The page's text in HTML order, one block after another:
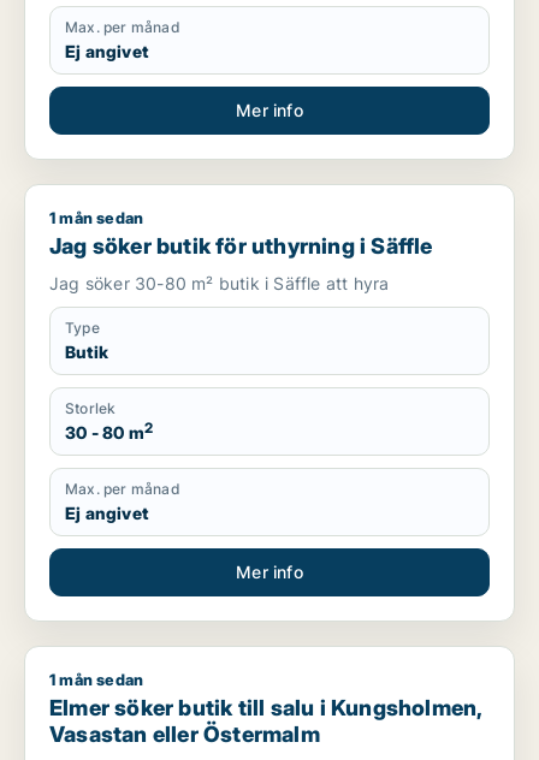
Max. per månad
Ej angivet
Mer info
Jag söker butik för uthyrning i Säffle
1 mån sedan
Jag söker butik för uthyrning i Säffle
Jag söker 30-80 m² butik i Säffle att hyra
Type
Butik
Storlek
30 - 80 m2
Max. per månad
Ej angivet
Mer info
Elmer söker butik till salu i Kungsholmen, Vasastan eller
1 mån sedan
Elmer söker butik till salu i Kungsholmen,
Vasastan eller Östermalm